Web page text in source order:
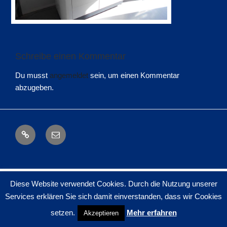
Schreibe einen Kommentar
Du musst angemeldet sein, um einen Kommentar
abzugeben.
ImpressumMail
Diese Website verwendet Cookies. Durch die Nutzung unserer
Services erklären Sie sich damit einverstanden, dass wir Cookies
setzen.
Akzeptieren Mehr erfahren